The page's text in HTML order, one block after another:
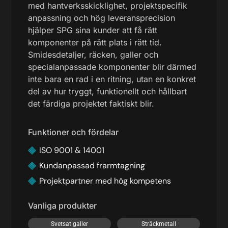
med hantverksskicklighet, projektspecifik
anpassning och hög leveransprecision
hjälper SPG sina kunder att få rätt
komponenter på rätt plats i rätt tid.
Smidesdetaljer, räcken, galler och
specialanpassade komponenter blir därmed
inte bara en rad i en ritning, utan en konkret
del av hur tryggt, funktionellt och hållbart
det färdiga projektet faktiskt blir.
Funktioner och fördelar
ISO 9001 & 14001
Kundanpassad frarmtagning
Projektpartner med hög kompetens
Vanliga produkter
Svetsat galler Sträckmetall